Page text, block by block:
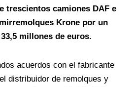
trescientos camiones DAF e
Krone por un
millones de euros.
acuerdos con el fabricante
distribuidor de remolques y